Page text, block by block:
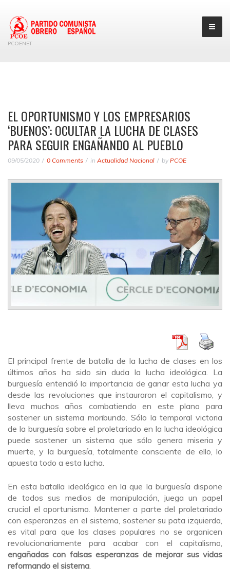
PCOENET
EL OPORTUNISMO Y LOS EMPRESARIOS
‘BUENOS’: OCULTAR LA LUCHA DE CLASES
PARA SEGUIR ENGAÑANDO AL PUEBLO
09/05/2020 0 Comments in Actualidad Nacional by PCOE
El principal frente de batalla de la lucha de clases en los
últimos años ha sido sin duda la lucha ideológica. La
burguesía entendió la importancia de ganar esta lucha ya
desde las revoluciones que instauraron el capitalismo, y
lleva muchos años combatiendo en este plano para
sostener un sistema moribundo. Sólo la temporal victoria
de la burguesía sobre el proletariado en la lucha ideológica
puede sostener un sistema que sólo genera miseria y
muerte, y la burguesía, totalmente consciente de ello, lo
apuesta todo a esta lucha.
En esta batalla ideológica en la que la burguesía dispone
de todos sus medios de manipulación, juega un papel
crucial el oportunismo. Mantener a parte del proletariado
con esperanzas en el sistema, sostener su pata izquierda,
es vital para que las clases populares no se organicen
revolucionariamente para acabar con el capitalismo,
engañadas con falsas esperanzas de mejorar sus vidas
reformando el sistema.